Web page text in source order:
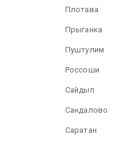
Плотава
Прыганка
Пуштулим
Россоши
Сайдып
Сандалово
Саратан